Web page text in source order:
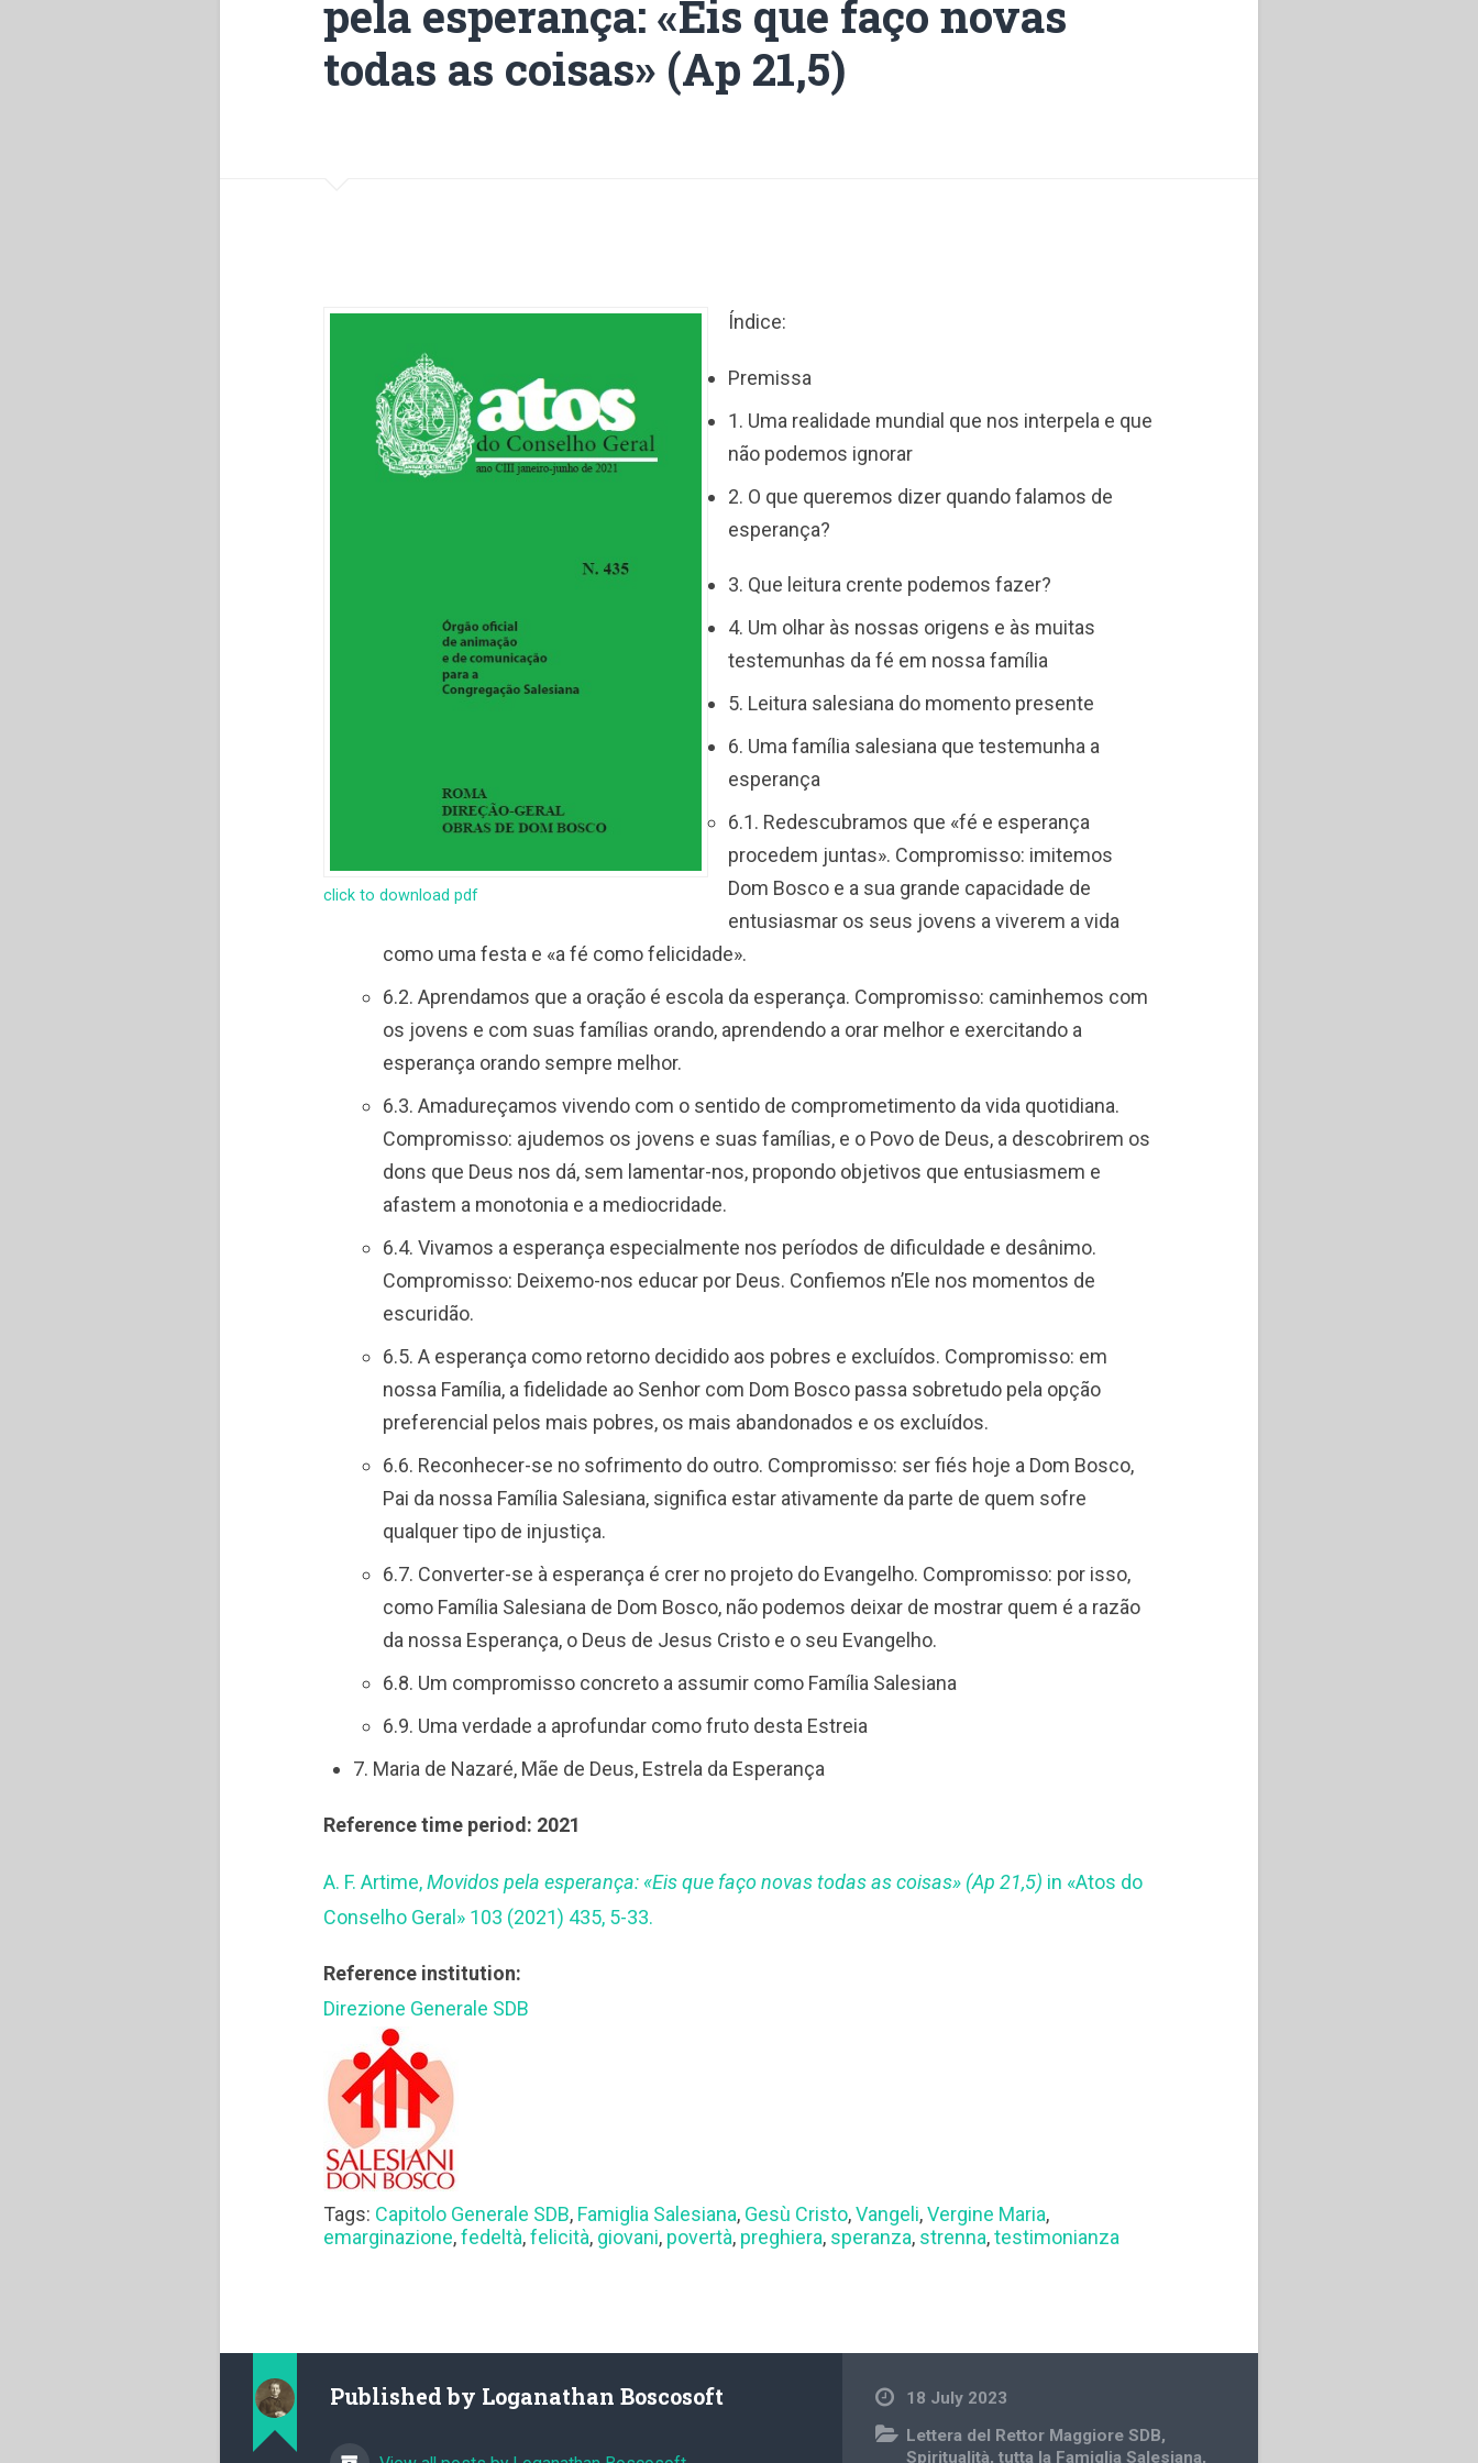
pela esperança: «Eis que faço novas
todas as coisas» (Ap 21,5)
click to download pdf
Índice:
Premissa
1. Uma realidade mundial que nos interpela e que
não podemos ignorar
2. O que queremos dizer quando falamos de
esperança?
3. Que leitura crente podemos fazer?
4. Um olhar às nossas origens e às muitas
testemunhas da fé em nossa família
5. Leitura salesiana do momento presente
6. Uma família salesiana que testemunha a
esperança
6.1. Redescubramos que «fé e esperança
procedem juntas». Compromisso: imitemos
Dom Bosco e a sua grande capacidade de
entusiasmar os seus jovens a viverem a vida
como uma festa e «a fé como felicidade».
6.2. Aprendamos que a oração é escola da esperança. Compromisso: caminhemos com
os jovens e com suas famílias orando, aprendendo a orar melhor e exercitando a
esperança orando sempre melhor.
6.3. Amadureçamos vivendo com o sentido de comprometimento da vida quotidiana.
Compromisso: ajudemos os jovens e suas famílias, e o Povo de Deus, a descobrirem os
dons que Deus nos dá, sem lamentar-nos, propondo objetivos que entusiasmem e
afastem a monotonia e a mediocridade.
6.4. Vivamos a esperança especialmente nos períodos de dificuldade e desânimo.
Compromisso: Deixemo-nos educar por Deus. Confiemos n’Ele nos momentos de
escuridão.
6.5. A esperança como retorno decidido aos pobres e excluídos. Compromisso: em
nossa Família, a fidelidade ao Senhor com Dom Bosco passa sobretudo pela opção
preferencial pelos mais pobres, os mais abandonados e os excluídos.
6.6. Reconhecer-se no sofrimento do outro. Compromisso: ser fiés hoje a Dom Bosco,
Pai da nossa Família Salesiana, significa estar ativamente da parte de quem sofre
qualquer tipo de injustiça.
6.7. Converter-se à esperança é crer no projeto do Evangelho. Compromisso: por isso,
como Família Salesiana de Dom Bosco, não podemos deixar de mostrar quem é a razão
da nossa Esperança, o Deus de Jesus Cristo e o seu Evangelho.
6.8. Um compromisso concreto a assumir como Família Salesiana
6.9. Uma verdade a aprofundar como fruto desta Estreia
7. Maria de Nazaré, Mãe de Deus, Estrela da Esperança
Reference time period: 2021
A. F. Artime,Movidos pela esperança: «Eis que faço novas todas as coisas» (Ap 21,5) in «Atos do
Conselho Geral» 103 (2021) 435, 5-33.
Reference institution:
Direzione Generale SDB
Tags: Capitolo Generale SDB, Famiglia Salesiana, Gesù Cristo,Vangeli,Vergine Maria,
emarginazione,fedeltà,felicità, giovani, povertà, preghiera, speranza, strenna,testimonianza
Published by Loganathan Boscosoft
18 July 2023
Lettera del Rettor Maggiore SDB,
Spiritualità,tutta la Famiglia Salesiana,